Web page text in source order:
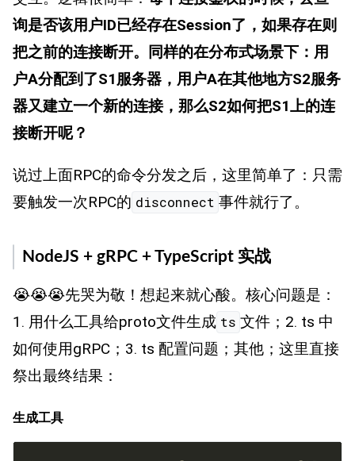
询是否该用户ID已经存在Session了，如果存在则
把之前的连接断开。同样的在分布式场景下：用
户A分配到了S1服务器，用户A在其他地方S2服务
器又建立一个新的连接，那么S2如何把S1上的连
接断开呢？
说过上面RPC的命令分发之后，这里简单了：只需
要触发一次RPC的 disconnect 事件就行了。
NodeJS + gRPC + TypeScript 实战
😭😭😭先哭为敬！想起来就心酸。核心问题是：
1. 用什么工具给proto文件生成 ts 文件；2. ts 中
如何使用gRPC；3. ts 配置问题；其他；这里直接
祭出最终结果：
生成工具